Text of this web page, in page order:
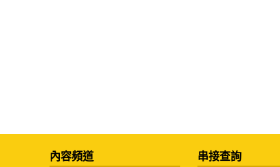
內容頻道 串接查詢